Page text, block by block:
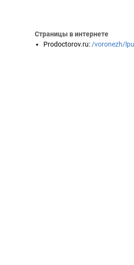
Страницы в интернете
Prodoctorov.ru: /voronezh/